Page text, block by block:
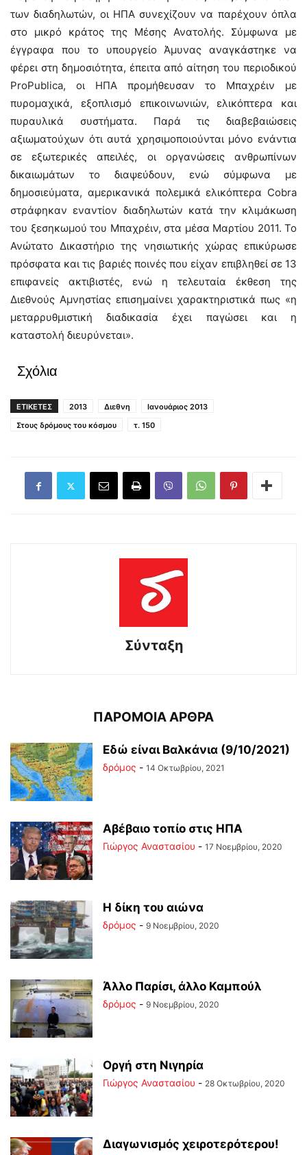
των διαδηλωτών, οι ΗΠΑ συνεχίζουν να παρέχουν όπλα
στο μικρό κράτος της Μέσης Ανατολής. Σύμφωνα με
έγγραφα που το υπουργείο Άμυνας αναγκάστηκε να
φέρει στη δημοσιότητα, έπειτα από αίτηση του περιοδικού
ProPublica, οι ΗΠΑ προμήθευσαν το Μπαχρέιν με
πυρομαχικά, εξοπλισμό επικοινωνιών, ελικόπτερα και
πυραυλικά συστήματα. Παρά τις διαβεβαιώσεις
αξιωματούχων ότι αυτά χρησιμοποιούνται μόνο ενάντια
σε εξωτερικές απειλές, οι οργανώσεις ανθρωπίνων
δικαιωμάτων το διαψεύδουν, ενώ σύμφωνα με
δημοσιεύματα, αμερικανικά πολεμικά ελικόπτερα Cobra
στράφηκαν εναντίον διαδηλωτών κατά την κλιμάκωση
του ξεσηκωμού του Μπαχρέιν, στα μέσα Μαρτίου 2011. Το
Ανώτατο Δικαστήριο της νησιωτικής χώρας επικύρωσε
πρόσφατα και τις βαριές ποινές που είχαν επιβληθεί σε 13
επιφανείς ακτιβιστές, ενώ η τελευταία έκθεση της
Διεθνούς Αμνηστίας επισημαίνει χαρακτηριστικά πως «η
μεταρρυθμιστική διαδικασία έχει παγώσει και η
καταστολή διευρύνεται».
Σχόλια
ΕΤΙΚΕΤΕΣ 2013 Διεθνη
Ιανουάριος 2013
Στους δρόμους του κόσμου
τ. 150
Σύνταξη
ΠΑΡΟΜΟΙΑ ΑΡΘΡΑ
Εδώ είναι Βαλκάνια (9/10/2021)
δρόμος - 14 Οκτωβρίου, 2021
Αβέβαιο τοπίο στις ΗΠΑ
Γιώργος Αναστασίου - 17 Νοεμβρίου, 2020
Η δίκη του αιώνα
δρόμος - 9 Νοεμβρίου, 2020
Άλλο Παρίσι, άλλο Καμπούλ
δρόμος - 9 Νοεμβρίου, 2020
Οργή στη Νιγηρία
Γιώργος Αναστασίου - 28 Οκτωβρίου, 2020
Διαγωνισμός χειροτερότερου!